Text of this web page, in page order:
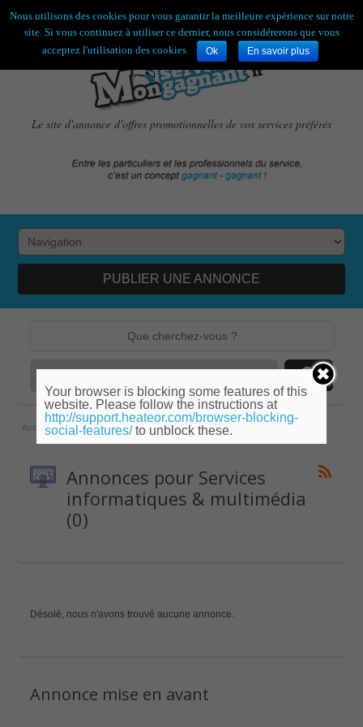
Bienvenue,visiteur ![S'enregistrer|Connexion]
Le site d'annonce d'offres promotionnelles de vos services préférés
PUBLIER UNE ANNONCE
Accueil » Bretagne » Morbihan » Services informatiques & multimédia
Annonces pour Services
informatiques & multimédia
(0)
Désolé, nous n'avons trouvé aucune annonce.
Annonce mise en avant
Nous utilisons des cookies pour vous garantir la meilleure expérience sur notre
site. Si vous continuez à utiliser ce dernier, nous considérerons que vous
acceptez l'utilisation des cookies.
Ok En savoir plus
Your browser is blocking some features of this
website. Please follow the instructions at
http://support.heateor.com/browser-blocking-
social-features/to unblock these.